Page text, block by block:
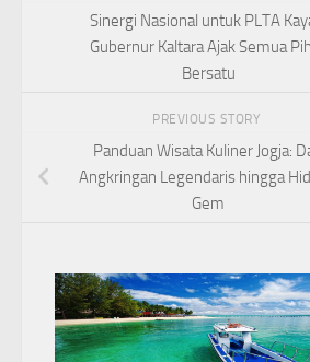
Sinergi Nasional untuk PLTA
Gubernur Kaltara Ajak Semua
Bersatu
PREVIOUS STORY
Panduan Wisata Kuliner Jogja:
Angkringan Legendaris hingga
Gem